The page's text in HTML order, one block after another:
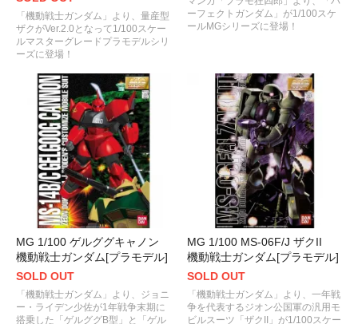
「機動戦士ガンダム」より、量産型
ザクがVer.2.0となって1/100スケー
ルマスターグレードプラモデルシリ
ーズに登場！
ーフェクトガンダム」が1/100スケ
ールMGシリーズに登場！
MG 1/100 ゲルググキャノン
機動戦士ガンダム[プラモデル]
SOLD OUT
「機動戦士ガンダム」より、ジョニ
ー・ライデン少佐が1年戦争末期に
搭乗した「ゲルググB型」と「ゲル
MG 1/100 MS-06F/J ザクII
機動戦士ガンダム[プラモデル]
SOLD OUT
「機動戦士ガンダム」より、一年戦
争を代表するジオン公国軍の汎用モ
ビルスーツ「ザクII」が1/100スケー